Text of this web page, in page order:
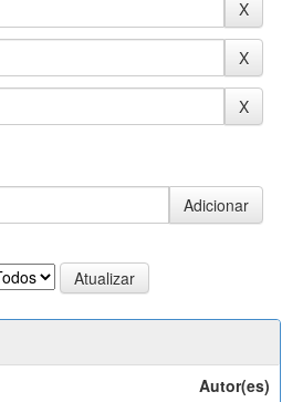
Autor(es)